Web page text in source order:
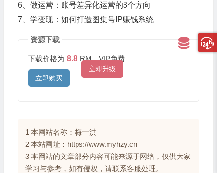
6、做运营：账号差异化运营的3个方向
7、学变现：如何打造图集号IP赚钱系统
资源下载
下载价格为 8.8 RM，VIP免费
立即升级
立即购买
1 本网站名称：梅一洪
2 本站网址：https://www.myhzy.cn
3 本网站的文章部分内容可能来源于网络，仅供大家
学习与参考，如有侵权，请联系客服处理。